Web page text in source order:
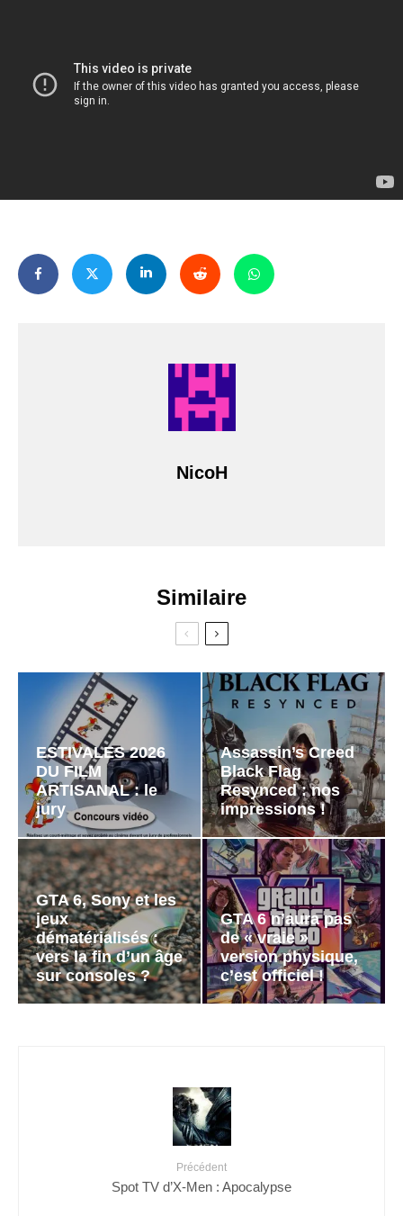
NicoH
Similaire
ESTIVALES 2026
DU FILM
ARTISANAL : le
jury
Assassin’s Creed
Black Flag
Resynced : nos
impressions !
GTA 6, Sony et les
jeux
dématérialisés :
vers la fin d’un âge
sur consoles ?
GTA 6 n’aura pas
de « vraie »
version physique,
c’est officiel !
Précédent
Spot TV d’X-Men : Apocalypse